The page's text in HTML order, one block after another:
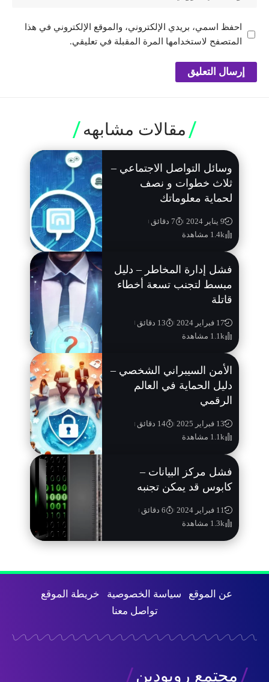
احفظ اسمي، بريدي الإلكتروني، والموقع الإلكتروني في هذا
المتصفح لاستخدامها المرة المقبلة في تعليقي.
مقالات مشابهه
وسائل التواصل الاجتماعي –
ثلاث خطوات و نصف
لحماية معلوماتك
9 يناير 2024
7 دقائق
1.4k مشاهدة
فشل إدارة المخاطر – دليل
مبسط لتجنب تسعة أخطاء
قاتلة
17 فبراير 2024
13 دقائق
1.1k مشاهدة
الأمن السيبراني الشخصي –
دليل الحماية في العالم
الرقمي
13 فبراير 2025
14 دقائق
1.1k مشاهدة
فشل مركز البيانات –
كابوس قد يمكن تجنبه
11 فبراير 2024
6 دقائق
1.3k مشاهدة
عن الموقع سياسة الخصوصية
خريطة الموقع
تواصل معنا
مجتمع روبودين